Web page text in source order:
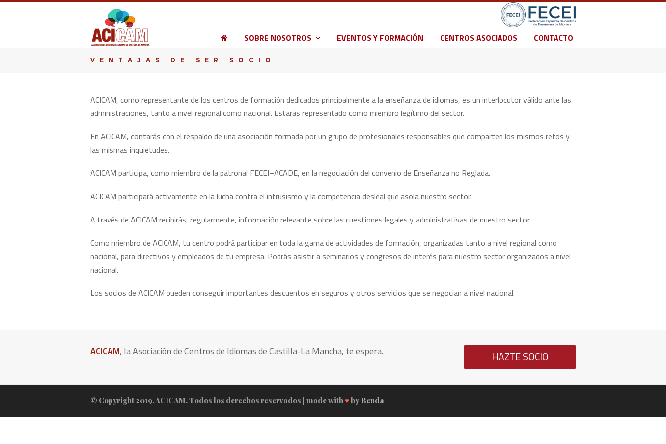
SOBRE NOSOTROS EVENTOS Y FORMACIÓN CENTROS ASOCIADOS CONTACTO
VENTAJAS DE SER SOCIO
ACICAM, como representante de los centros de formación dedicados principalmente a la enseñanza de idiomas, es un interlocutor válido ante las
administraciones, tanto a nivel regional como nacional. Estarás representado como miembro legítimo del sector.
En ACICAM, contarás con el respaldo de una asociación formada por un grupo de profesionales responsables que comparten los mismos retos y
las mismas inquietudes.
ACICAM participa, como miembro de la patronal FECEI–ACADE, en la negociación del convenio de Enseñanza no Reglada.
ACICAM participará activamente en la lucha contra el intrusismo y la competencia desleal que asola nuestro sector.
A través de ACICAM recibirás, regularmente, información relevante sobre las cuestiones legales y administrativas de nuestro sector.
Como miembro de ACICAM, tu centro podrá participar en toda la gama de actividades de formación, organizadas tanto a nivel regional como
nacional, para directivos y empleados de tu empresa. Podrás asistir a seminarios y congresos de interés para nuestro sector organizados a nivel
nacional.
Los socios de ACICAM pueden conseguir importantes descuentos en seguros y otros servicios que se negocian a nivel nacional.
ACICAM, la Asociación de Centros de Idiomas de Castilla-La Mancha, te espera. HAZTE SOCIO
© Copyright 2019. ACICAM. Todos los derechos reservados | made with♥ by Benda